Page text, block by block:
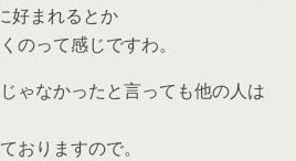
好まれるとか
のって感じですわ。
ゃなかったと言っても他の人は
おりますので。